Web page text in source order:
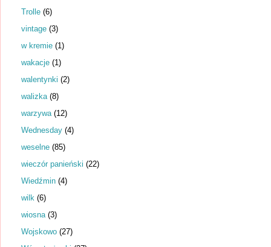
Trolle (6)
vintage (3)
w kremie (1)
wakacje (1)
walentynki (2)
walizka (8)
warzywa (12)
Wednesday (4)
weselne (85)
wieczór panieński (22)
Wiedźmin (4)
wilk (6)
wiosna (3)
Wojskowo (27)